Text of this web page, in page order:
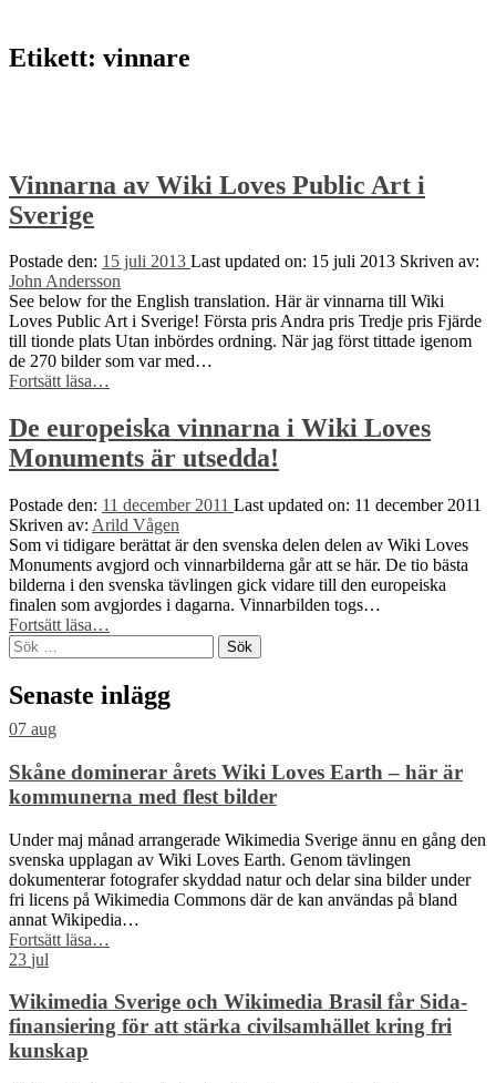
Etikett: vinnare
Vinnarna av Wiki Loves Public Art i
Sverige
Postade den: 15 juli 2013 Last updated on: 15 juli 2013 Skriven av:
John Andersson
See below for the English translation. Här är vinnarna till Wiki
Loves Public Art i Sverige! Första pris Andra pris Tredje pris Fjärde
till tionde plats Utan inbördes ordning. När jag först tittade igenom
de 270 bilder som var med…
Fortsätt läsa“Vinnarna
Wiki
Loves
Public
i
Sverige”
…
De europeiska vinnarna i Wiki Loves
Monuments är utsedda!
Postade den: 11 december 2011 Last updated on: 11 december 2011
Skriven av: Arild Vågen
Som vi tidigare berättat är den svenska delen delen av Wiki Loves
Monuments avgjord och vinnarbilderna går att se här. De tio bästa
bilderna i den svenska tävlingen gick vidare till den europeiska
finalen som avgjordes i dagarna. Vinnarbilden togs…
Fortsätt läsa
vinnarna
Wiki
utsedda!”
…
Sök
efter:
Senaste inlägg
07 aug
Skåne dominerar årets Wiki Loves Earth – här är
kommunerna med flest bilder
Under maj månad arrangerade Wikimedia Sverige ännu en gång den
svenska upplagan av Wiki Loves Earth. Genom tävlingen
dokumenterar fotografer skyddad natur och delar sina bilder under
fri licens på Wikimedia Commons där de kan användas på bland
annat Wikipedia…
Fortsätt läsa
Wiki
Loves
Earth
…
23 jul
Wikimedia Sverige och Wikimedia Brasil får Sida-
finansiering för att stärka civilsamhället kring fri
kunskap